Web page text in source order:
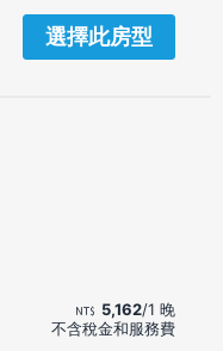
選擇此房型
5,162/1 晚
不含稅金和服務費